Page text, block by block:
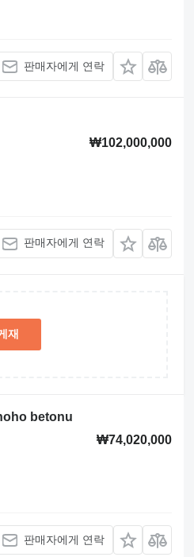
판매자에게 연락
₩102,000,000
판매자에게 연락
재
betonu
₩74,020,000
판매자에게 연락